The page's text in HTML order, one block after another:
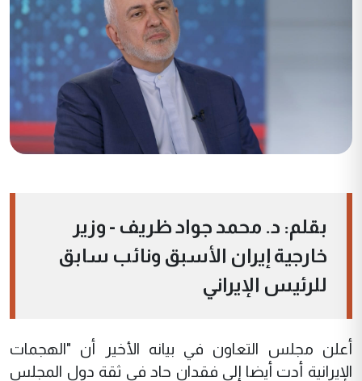
بقلم: د. محمد جواد ظريف - وزير
خارجية إيران الأسبق ونائب سابق
للرئيس الإيراني
أعلن مجلس التعاون في بيانه الأخير أن "الهجمات
الإيرانية أدت أيضا إلى فقدان حاد في ثقة دول المجلس